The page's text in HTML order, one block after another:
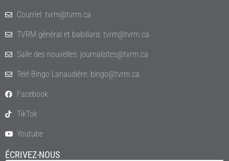
Courriel: tvrm@tvrm.ca
TVRM général et babillard: tvrm@tvrm.ca
Salle des nouvelles: journalistes@tvrm.ca
Télé-Bingo Lanaudière: bingo@tvrm.ca
Facebook
TikTok
Youtube
ÉCRIVEZ-NOUS